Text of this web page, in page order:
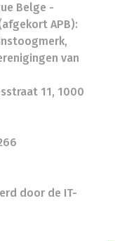
Belge -
APB):
van
11, 1000
door de IT-